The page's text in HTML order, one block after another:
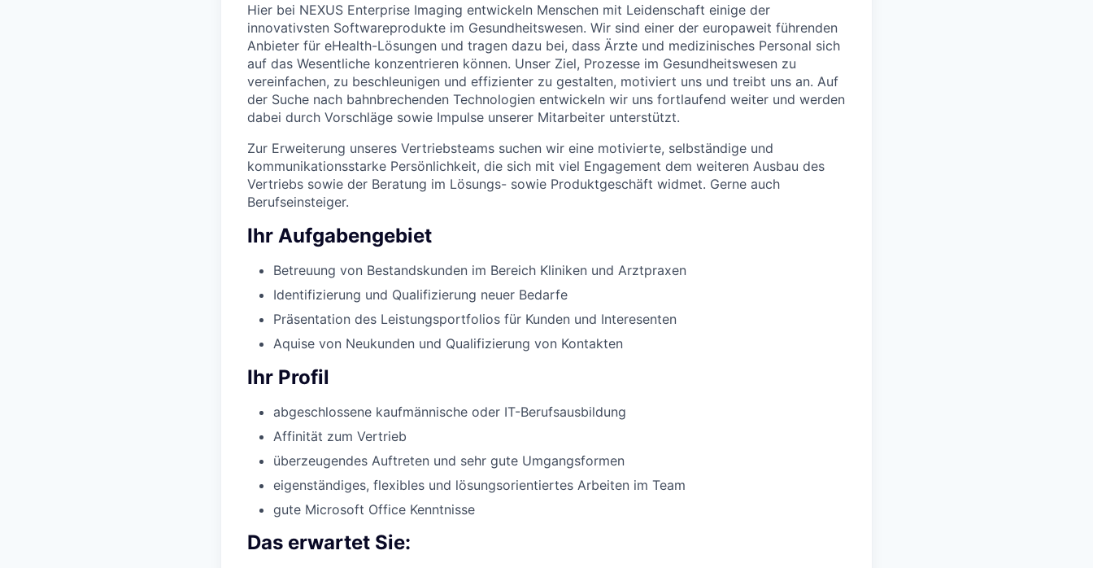
Hier bei NEXUS Enterprise Imaging entwickeln Menschen mit Leidenschaft einige der
innovativsten Softwareprodukte im Gesundheitswesen. Wir sind einer der europaweit führenden
Anbieter für eHealth-Lösungen und tragen dazu bei, dass Ärzte und medizinisches Personal sich
auf das Wesentliche konzentrieren können. Unser Ziel, Prozesse im Gesundheitswesen zu
vereinfachen, zu beschleunigen und effizienter zu gestalten, motiviert uns und treibt uns an. Auf
der Suche nach bahnbrechenden Technologien entwickeln wir uns fortlaufend weiter und werden
dabei durch Vorschläge sowie Impulse unserer Mitarbeiter unterstützt.
Zur Erweiterung unseres Vertriebsteams suchen wir eine motivierte, selbständige und
kommunikationsstarke Persönlichkeit, die sich mit viel Engagement dem weiteren Ausbau des
Vertriebs sowie der Beratung im Lösungs- sowie Produktgeschäft widmet. Gerne auch
Berufseinsteiger.
Ihr Aufgabengebiet
Betreuung von Bestandskunden im Bereich Kliniken und Arztpraxen
Identifizierung und Qualifizierung neuer Bedarfe
Präsentation des Leistungsportfolios für Kunden und Interesenten
Aquise von Neukunden und Qualifizierung von Kontakten
Ihr Profil
abgeschlossene kaufmännische oder IT-Berufsausbildung
Affinität zum Vertrieb
überzeugendes Auftreten und sehr gute Umgangsformen
eigenständiges, flexibles und lösungsorientiertes Arbeiten im Team
gute Microsoft Office Kenntnisse
Das erwartet Sie: